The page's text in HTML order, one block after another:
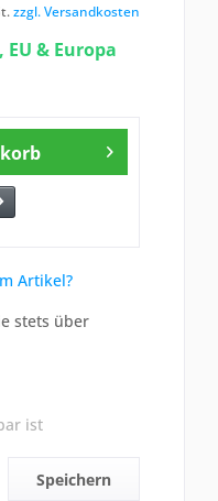
zzgl. Versandkosten
& Europa
Artikel?
stets über
ist
Speichern